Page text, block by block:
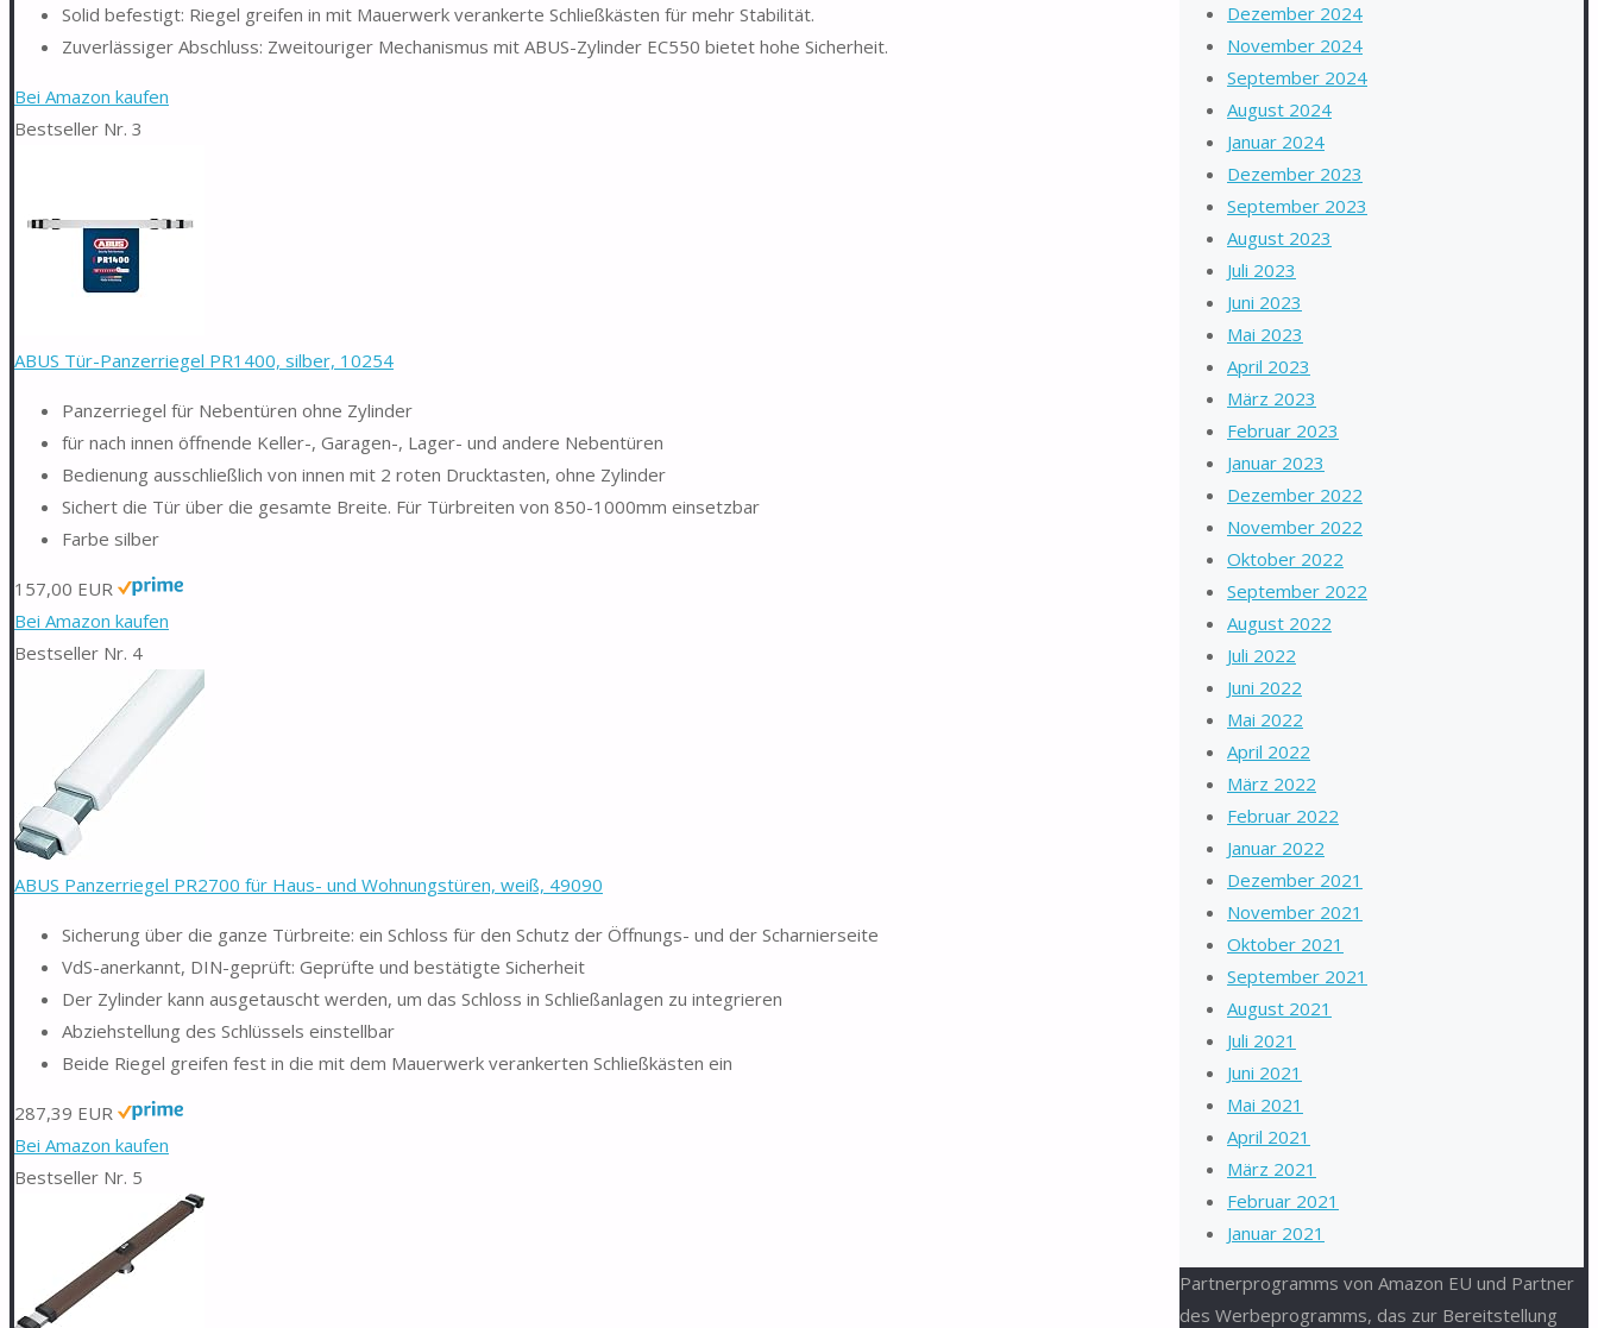
Solid befestigt: Riegel greifen in mit Mauerwerk verankerte Schließkästen für mehr Stabilität.
Zuverlässiger Abschluss: Zweitouriger Mechanismus mit ABUS-Zylinder EC550 bietet hohe Sicherheit.
Bei Amazon kaufen
Bestseller Nr. 3
ABUS Tür-Panzerriegel PR1400, silber, 10254
Panzerriegel für Nebentüren ohne Zylinder
für nach innen öffnende Keller-, Garagen-, Lager- und andere Nebentüren
Bedienung ausschließlich von innen mit 2 roten Drucktasten, ohne Zylinder
Sichert die Tür über die gesamte Breite. Für Türbreiten von 850-1000mm einsetzbar
Farbe silber
157,00 EUR
Bei Amazon kaufen
Bestseller Nr. 4
ABUS Panzerriegel PR2700 für Haus- und Wohnungstüren, weiß, 49090
Sicherung über die ganze Türbreite: ein Schloss für den Schutz der Öffnungs- und der Scharnierseite
VdS-anerkannt, DIN-geprüft: Geprüfte und bestätigte Sicherheit
Der Zylinder kann ausgetauscht werden, um das Schloss in Schließanlagen zu integrieren
Abziehstellung des Schlüssels einstellbar
Beide Riegel greifen fest in die mit dem Mauerwerk verankerten Schließkästen ein
287,39 EUR
Bei Amazon kaufen
Bestseller Nr. 5
Dezember 2024
November 2024
September 2024
August 2024
Januar 2024
Dezember 2023
September 2023
August 2023
Juli 2023
Juni 2023
Mai 2023
April 2023
März 2023
Februar 2023
Januar 2023
Dezember 2022
November 2022
Oktober 2022
September 2022
August 2022
Juli 2022
Juni 2022
Mai 2022
April 2022
März 2022
Februar 2022
Januar 2022
Dezember 2021
November 2021
Oktober 2021
September 2021
August 2021
Juli 2021
Juni 2021
Mai 2021
April 2021
März 2021
Februar 2021
Januar 2021
Partnerprogramms von Amazon EU und Partner
des Werbeprogramms, das zur Bereitstellung